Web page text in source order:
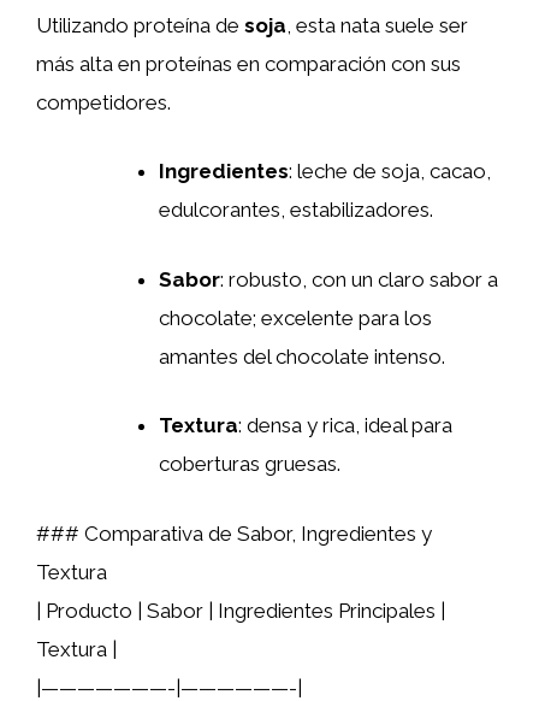
Utilizando proteína de soja , esta nata suele ser
más alta en proteínas en comparación con sus
competidores.
Ingredientes: leche de soja, cacao,
edulcorantes, estabilizadores.
Sabor: robusto, con un claro sabor a
chocolate; excelente para los
amantes del chocolate intenso.
Textura: densa y rica, ideal para
coberturas gruesas.
### Comparativa de Sabor, Ingredientes y
Textura
| Producto | Sabor | Ingredientes Principales |
Textura |
|———————-|——————-|